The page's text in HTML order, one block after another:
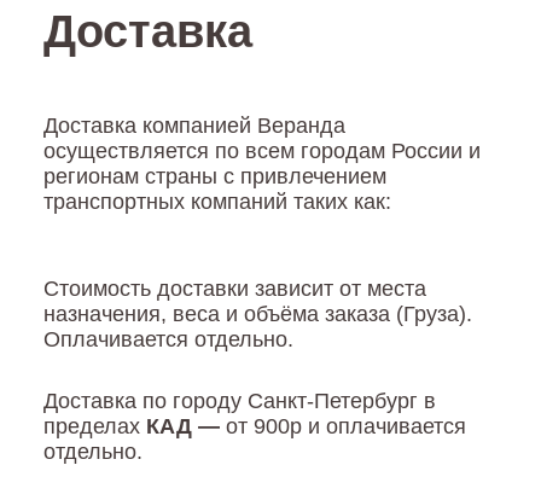
Доставка
Доставка компанией Веранда
осуществляется по всем городам России и
регионам страны с привлечением
транспортных компаний таких как:
Стоимость доставки зависит от места
назначения, веса и объёма заказа (Груза).
Оплачиваетcя отдельно.
Доставка по городу Санкт-Петербург в
пределах КАД — от 900р и оплачивается
отдельно.